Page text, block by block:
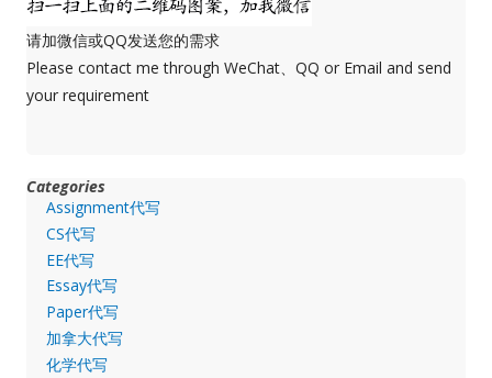
请加微信或QQ发送您的需求
Please contact me through WeChat、QQ or Email and send
your requirement
Categories
Assignment代写
CS代写
EE代写
Essay代写
Paper代写
加拿大代写
化学代写